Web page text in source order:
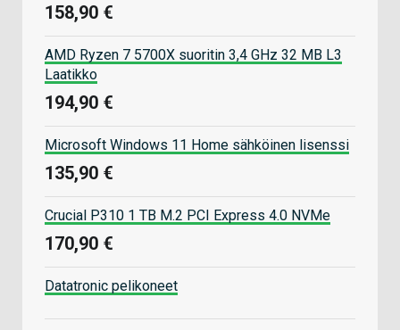
158,90 €
AMD Ryzen 7 5700X suoritin 3,4 GHz 32 MB L3
Laatikko
194,90 €
Microsoft Windows 11 Home sähköinen lisenssi
135,90 €
Crucial P310 1 TB M.2 PCI Express 4.0 NVMe
170,90 €
Datatronic pelikoneet